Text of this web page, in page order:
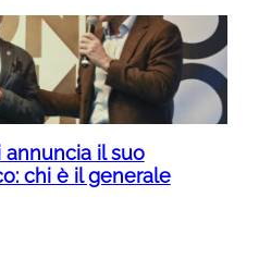
annuncia il suo
chi è il generale